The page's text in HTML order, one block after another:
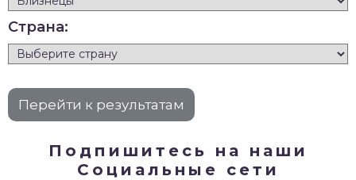
Страна:
Подпишитесь на наши
Социальные сети